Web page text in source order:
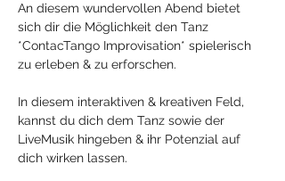
An diesem wundervollen Abend bietet
sich dir die Möglichkeit den Tanz
*ContacTango Improvisation* spielerisch
zu erleben & zu erforschen.
In diesem interaktiven & kreativen Feld,
kannst du dich dem Tanz sowie der
LiveMusik hingeben & ihr Potenzial auf
dich wirken lassen.